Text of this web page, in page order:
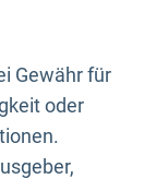
Gewähr für
oder